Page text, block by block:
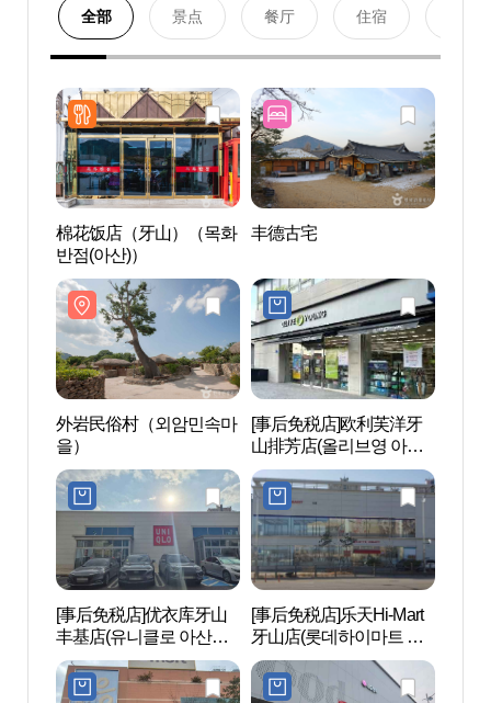
全部 景点 餐厅 住宿
棉花饭店（牙山）（목화
반점(아산)）
丰德古宅
外岩民俗村（외암민속마
을）
[事后免税店]欧利芙洋牙
山排芳店(올리브영 아산
배방점)
[事后免税店]优衣库牙山
丰基店(유니클로 아산풍
기점)
[事后免税店]乐天Hi-Mart
牙山店(롯데하이마트 아
산점)